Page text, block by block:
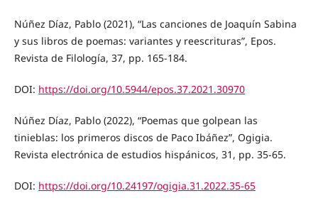
Núñez Díaz, Pablo (2021), “Las canciones de Joaquín Sabina
y sus libros de poemas: variantes y reescrituras”, Epos.
Revista de Filología, 37, pp. 165-184.
DOI: https://doi.org/10.5944/epos.37.2021.30970
Núñez Díaz, Pablo (2022), “Poemas que golpean las
tinieblas: los primeros discos de Paco Ibáñez”, Ogigia.
Revista electrónica de estudios hispánicos, 31, pp. 35-65.
DOI: https://doi.org/10.24197/ogigia.31.2022.35-65